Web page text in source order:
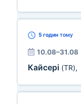
5 годин тому
10.08–31.08
Кайсері (TR),